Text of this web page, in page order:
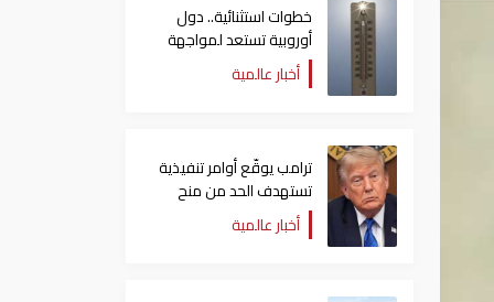
خطوات استثنائية.. دول
أوروبية تستعد لمواجهة
موجة حر غير مسبوقة
أخبار عالمية
ترامب يوقّع أوامر تنفيذية
تستهدف الحد من منح
الجنسية الأمريكية بالولادة
أخبار عالمية